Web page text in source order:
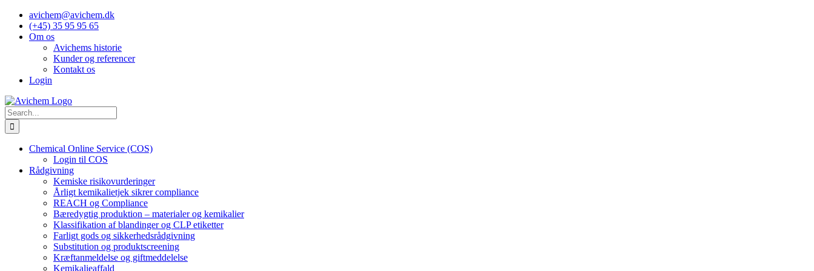
Skip
content
avichem@avichem.dk
(+45) 35 95 95 65
Om os
Avichems historie
Kunder og referencer
Kontakt os
Login
Search
for:
Chemical Online Service (COS)
Login til COS
Rådgivning
Kemiske risikovurderinger
Årligt kemikalietjek sikrer compliance
REACH og Compliance
Bæredygtig produktion – materialer og kemikalier
Klassifikation af blandinger og CLP etiketter
Farligt gods og sikkerhedsrådgivning
Substitution og produktscreening
Kræftanmeldelse og giftmeddelelse
Kemikalieaffald